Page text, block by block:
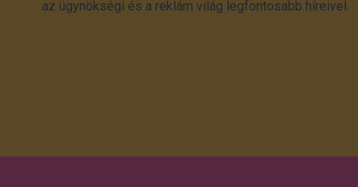
az ügynökségi és a reklám világ legfontosabb híreivel.